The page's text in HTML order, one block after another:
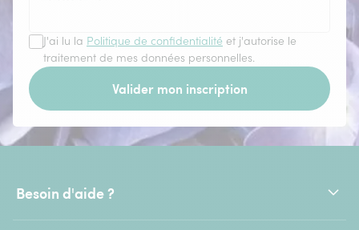
J'ai lu la Politique de confidentialité et j'autorise le
traitement de mes données personnelles.
Valider mon inscription
Besoin d'aide ?